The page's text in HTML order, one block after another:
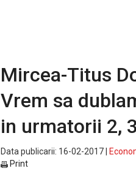
Mircea-Titus
Vrem sa
in urmatorii 2,
Data publicarii: 16-02-2017 |
Print